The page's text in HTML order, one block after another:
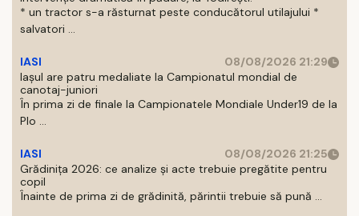
* un tractor s-a răsturnat peste conducătorul utilajului *
salvatori ...
IASI
08/08/2026 21:29
Iaşul are patru medaliate la Campionatul mondial de
canotaj-juniori
În prima zi de finale la Campionatele Mondiale Under19 de la
Plo ...
IASI
08/08/2026 21:25
Grădinița 2026: ce analize și acte trebuie pregătite pentru
copil
Înainte de prima zi de grădinită, părintii trebuie să pună ...